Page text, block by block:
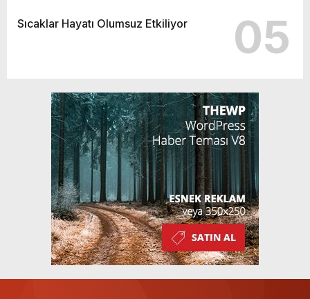
Sıcaklar Hayatı Olumsuz Etkiliyor 05